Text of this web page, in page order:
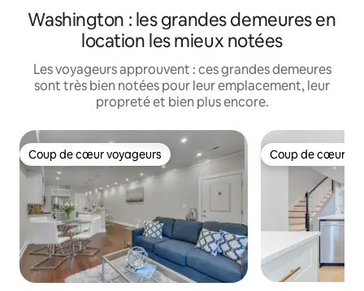
Washington : les grandes demeures en
location les mieux notées
Les voyageurs approuvent : ces grandes demeures
sont très bien notées pour leur emplacement, leur
propreté et bien plus encore.
Coup de cœur voyageurs
Coup de cœur voyageurs Coup de cœur
Coup de cœur